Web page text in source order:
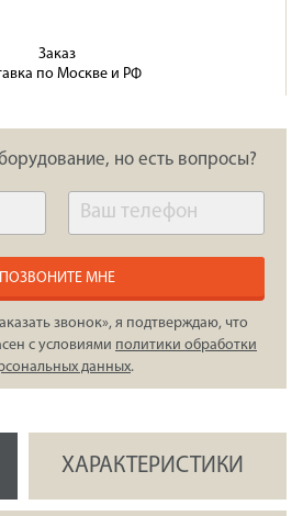
Заказ
по Москве и РФ
но есть вопросы?
ПОЗВОНИТЕ МНЕ
звонок», я подтверждаю, что
с условиями политики обработки
данных.
ХАРАКТЕРИСТИКИ